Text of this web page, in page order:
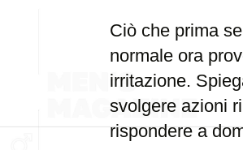
Ciò che prima
normale ora
irritazione.
svolgere azioni
rispondere a